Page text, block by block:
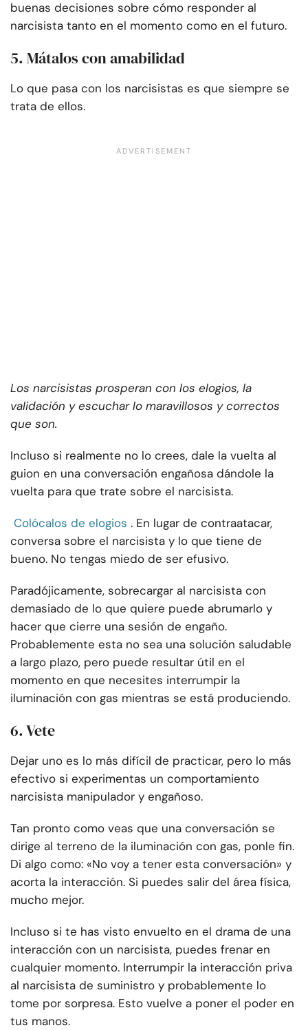
buenas decisiones sobre cómo responder al
narcisista tanto en el momento como en el futuro.
5. Mátalos con amabilidad
Lo que pasa con los narcisistas es que siempre se
trata de ellos.
Los narcisistas prosperan con los elogios, la
validación y escuchar lo maravillosos y correctos
que son.
Incluso si realmente no lo crees, dale la vuelta al
guion en una conversación engañosa dándole la
vuelta para que trate sobre el narcisista.
Colócalos de elogios . En lugar de contraatacar,
conversa sobre el narcisista y lo que tiene de
bueno. No tengas miedo de ser efusivo.
Paradójicamente, sobrecargar al narcisista con
demasiado de lo que quiere puede abrumarlo y
hacer que cierre una sesión de engaño.
Probablemente esta no sea una solución saludable
a largo plazo, pero puede resultar útil en el
momento en que necesites interrumpir la
iluminación con gas mientras se está produciendo.
6. Vete
Dejar uno es lo más difícil de practicar, pero lo más
efectivo si experimentas un comportamiento
narcisista manipulador y engañoso.
Tan pronto como veas que una conversación se
dirige al terreno de la iluminación con gas, ponle fin.
Di algo como: «No voy a tener esta conversación» y
acorta la interacción. Si puedes salir del área física,
mucho mejor.
Incluso si te has visto envuelto en el drama de una
interacción con un narcisista, puedes frenar en
cualquier momento. Interrumpir la interacción priva
al narcisista de suministro y probablemente lo
tome por sorpresa. Esto vuelve a poner el poder en
tus manos.